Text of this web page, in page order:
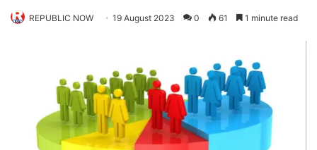
REPUBLIC NOW 19 August 2023 0 61 1 minute read